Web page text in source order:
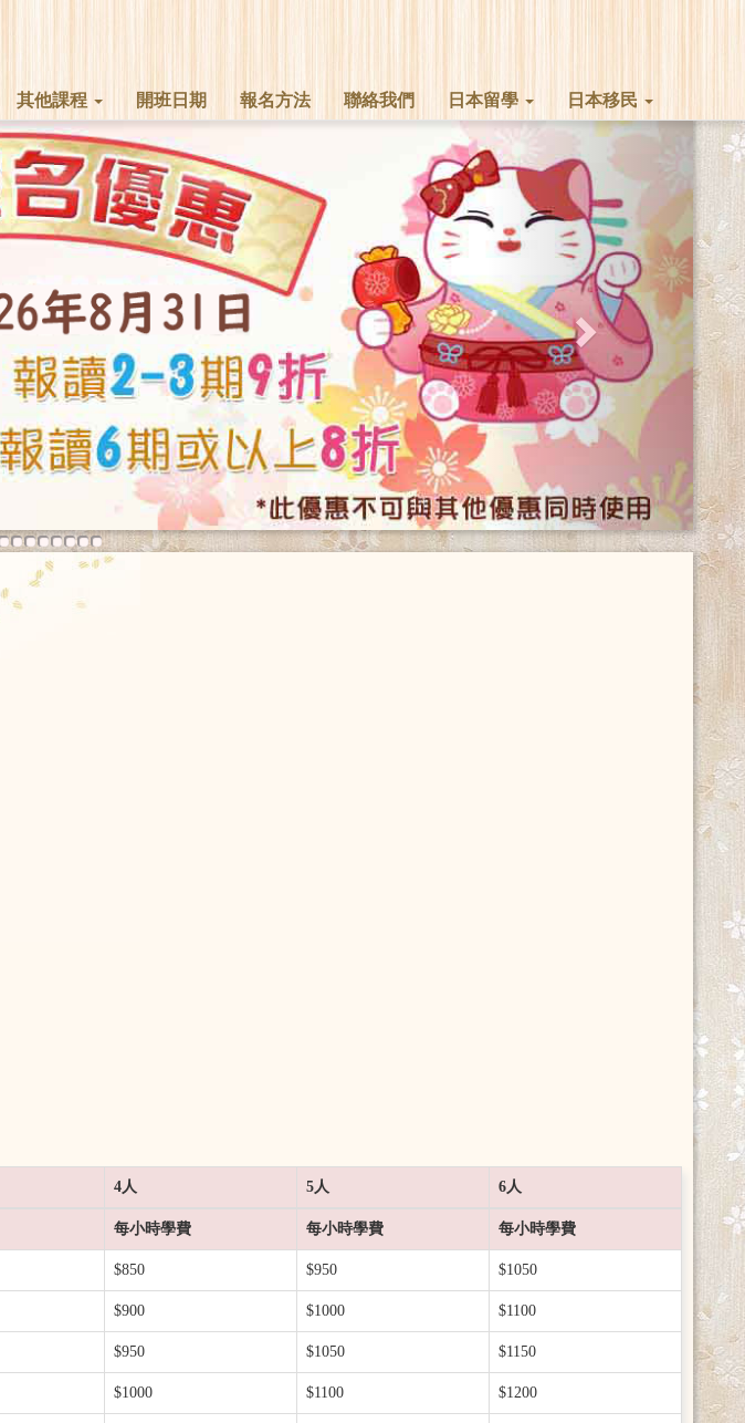
其他課程 開班日期 報名方法 聯絡我們 日本留學 日本移民
Next
4人 5人 6人
每小時學費 每小時學費 每小時學費
$850 $950 $1050
$900 $1000 $1100
$950 $1050 $1150
$1000 $1100 $1200